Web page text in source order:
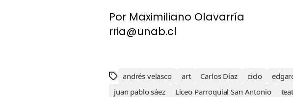
Por Maximiliano Olavarría
rria@unab.cl
andrés velasco art Carlos Díaz ciclo
juan pablo sáez
Liceo Parroquial San Antonio